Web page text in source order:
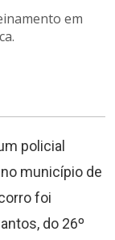
em
policial
município de
foi
do 26º